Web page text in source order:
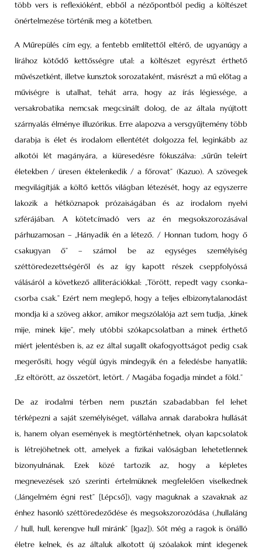
több vers is reflexióként, ebből a nézőpontból pedig a költészet
önértelmezése történik meg a kötetben.
A Műrepülés cím egy, a fentebb említettől eltérő, de ugyanúgy a
lírához kötődő kettősségre utal: a költészet egyrészt érthető
művészetként, illetve kunsztok sorozataként, másrészt a mű előtag a
műviségre is utalhat, tehát arra, hogy az írás légiessége, a
versakrobatika nemcsak megcsinált dolog, de az általa nyújtott
szárnyalás élménye illuzórikus. Erre alapozva a versgyűjtemény több
darabja is élet és irodalom ellentétét dolgozza fel, leginkább az
alkotói lét magányára, a kiüresedésre fókuszálva: „sűrűn teleírt
életekben / üresen éktelenkedik / a főrovat” (Kazuo). A szövegek
megvilágítják a költő kettős világban létezését, hogy az egyszerre
lakozik a hétköznapok prózaiságában és az irodalom nyelvi
szférájában. A kötetcímadó vers az én megsokszorozásával
párhuzamosan – „Hányadik én a létező. / Honnan tudom, hogy ő
csakugyan ő” – számol be az egységes személyiség
széttöredezettségéről és az így kapott részek cseppfolyóssá
válásáról a következő alliterációkkal: „Törött, repedt vagy csonka-
csorba csak.” Ezért nem meglepő, hogy a teljes elbizonytalanodást
mondja ki a szöveg akkor, amikor megszólalója azt sem tudja, „kinek
mije, minek kije”, mely utóbbi szókapcsolatban a minek érthető
miért jelentésben is, az ez által sugallt okafogyottságot pedig csak
megerősíti, hogy végül úgyis mindegyik én a feledésbe hanyatlik:
„Ez eltörött, az összetört, letört. / Magába fogadja mindet a föld.”
De az irodalmi térben nem pusztán szabadabban fel lehet
térképezni a saját személyiséget, vállalva annak darabokra hullását
is, hanem olyan események is megtörténhetnek, olyan kapcsolatok
is létrejöhetnek ott, amelyek a fizikai valóságban lehetetlennek
bizonyulnának. Ezek közé tartozik az, hogy a képletes
megnevezések szó szerinti értelmüknek megfelelően viselkednek
(„lángelmém égni rest” [Lépcső]), vagy maguknak a szavaknak az
énhez hasonló széttöredeződése és megsokszorozódása („hullaláng
/ hull, hull, kerengve hull miránk” [Igaz]). Sőt még a ragok is önálló
életre kelnek, és az általuk alkotott új szóalakok mint idegenek